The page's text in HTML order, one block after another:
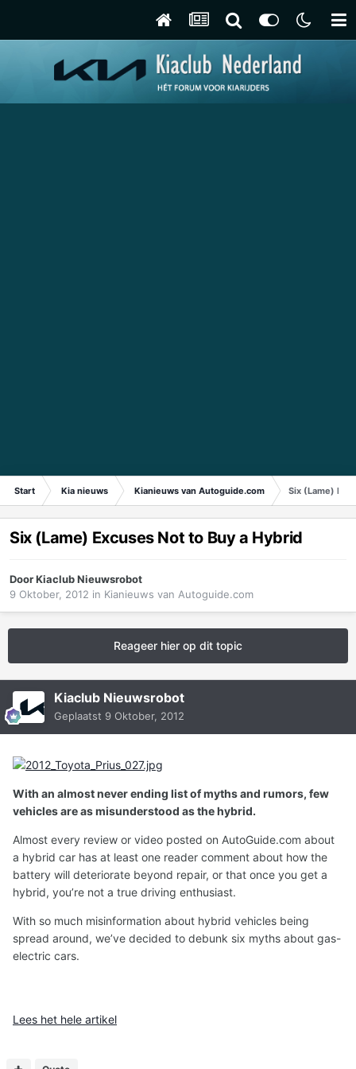
Start Kia nieuws Kianieuws van Autoguide.com Six (Lame)
Six (Lame) Excuses Not to Buy a Hybrid
DoorKiaclub Nieuwsrobot
9 Oktober, 2012 in Kianieuws van Autoguide.com
Reageer hier op dit topic
Kiaclub Nieuwsrobot
Geplaatst 9 Oktober, 2012
With an almost never ending list of myths and rumors, few
vehicles are as misunderstood as the hybrid.
Almost every review or video posted on AutoGuide.com about
a hybrid car has at least one reader comment about how the
battery will deteriorate beyond repair, or that once you get a
hybrid, you’re not a true driving enthusiast.
With so much misinformation about hybrid vehicles being
spread around, we’ve decided to debunk six myths about gas-
electric cars.
Lees het hele artikel